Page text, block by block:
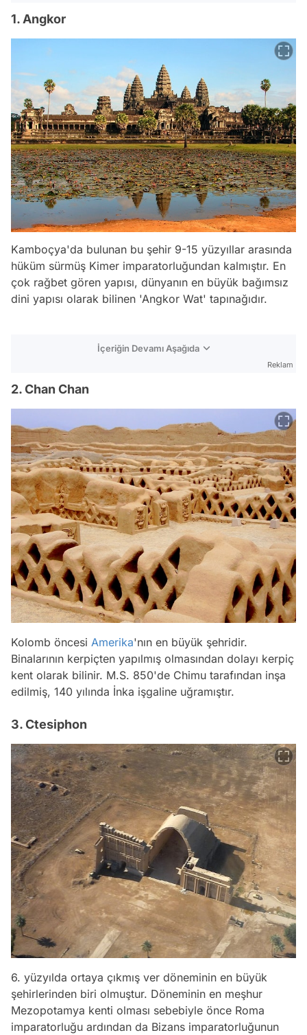
1. Angkor
Kamboçya'da bulunan bu şehir 9-15 yüzyıllar arasında
hüküm sürmüş Kimer imparatorluğundan kalmıştır. En
çok rağbet gören yapısı, dünyanın en büyük bağımsız
dini yapısı olarak bilinen 'Angkor Wat' tapınağıdır.
İçeriğin Devamı Aşağıda
Reklam
2. Chan Chan
Kolomb öncesi Amerika'nın en büyük şehridir.
Binalarının kerpiçten yapılmış olmasından dolayı kerpiç
kent olarak bilinir. M.S. 850'de Chimu tarafından inşa
edilmiş, 140 yılında İnka işgaline uğramıştır.
3. Ctesiphon
6. yüzyılda ortaya çıkmış ver döneminin en büyük
şehirlerinden biri olmuştur. Döneminin en meşhur
Mezopotamya kenti olması sebebiyle önce Roma
imparatorluğu ardından da Bizans imparatorluğunun